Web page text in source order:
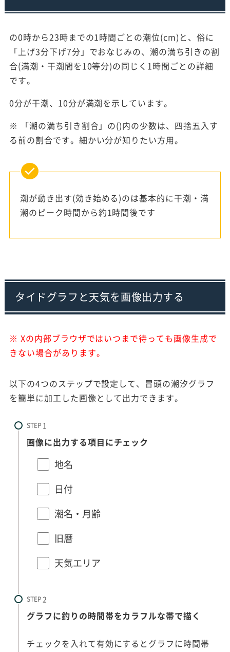
の0時から23時までの1時間ごとの潮位(cm)と、俗に
「上げ3分下げ7分」でおなじみの、潮の満ち引きの割
合(満潮・干潮間を10等分)の同じく1時間ごとの詳細
です。
0分が干潮、10分が満潮を示しています。
※ 「潮の満ち引き割合」の()内の少数は、四捨五入す
る前の割合です。細かい分が知りたい方用。
潮が動き出す(効き始める)のは基本的に干潮・満
潮のピーク時間から約1時間後です
タイドグラフと天気を画像出力する
※ Xの内部ブラウザではいつまで待っても画像生成で
きない場合があります。
以下の4つのステップで設定して、冒頭の潮汐グラフ
を簡単に加工した画像として出力できます。
STEP
画像に出力する項目にチェック
地名
日付
潮名・月齢
旧暦
天気エリア
STEP
グラフに釣りの時間帯をカラフルな帯で描く
チェックを入れて有効にするとグラフに時間帯